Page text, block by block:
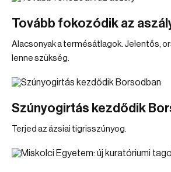
Tovább fokozódik az
Alacsonyak a termésátlagok. Jelentős,
lenne szükség.
Szúnyogirtás kezdődik
Terjed az ázsiai tigrisszúnyog.